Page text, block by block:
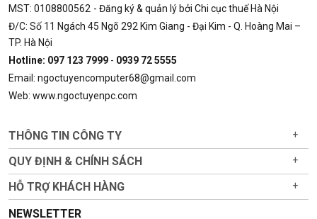
MST: 0108800562 - Đăng ký & quản lý bởi Chi cục thuế Hà Nội
Đ/C: Số 11 Ngách 45 Ngõ 292 Kim Giang - Đại Kim - Q. Hoàng Mai –
TP. Hà Nội
Hotline: 097 123 7999 - 0939 72 5555
Email: ngoctuyencomputer68@gmail.com
Web: www.ngoctuyenpc.com
THÔNG TIN CÔNG TY +
QUY ĐỊNH & CHÍNH SÁCH +
HỖ TRỢ KHÁCH HÀNG +
NEWSLETTER